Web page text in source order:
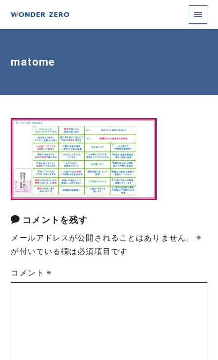
matome
コメントを残す
メールアドレスが公開されることはありません。
※
が付いている欄は必須項目です
コメント※